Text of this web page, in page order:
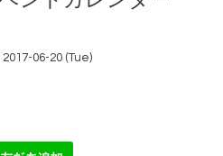
06-20 (Tue)